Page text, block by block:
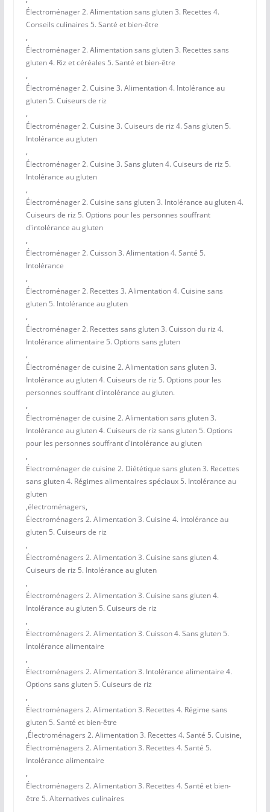
Électroménager 2. Alimentation sans gluten 3. Recettes 4.
Conseils culinaires 5. Santé et bien-être
,
Électroménager 2. Alimentation sans gluten 3. Recettes sans
gluten 4. Riz et céréales 5. Santé et bien-être
,
Électroménager 2. Cuisine 3. Alimentation 4. Intolérance au
gluten 5. Cuiseurs de riz
,
Électroménager 2. Cuisine 3. Cuiseurs de riz 4. Sans gluten 5.
Intolérance au gluten
,
Électroménager 2. Cuisine 3. Sans gluten 4. Cuiseurs de riz 5.
Intolérance au gluten
,
Électroménager 2. Cuisine sans gluten 3. Intolérance au gluten 4.
Cuiseurs de riz 5. Options pour les personnes souffrant
d'intolérance au gluten
,
Électroménager 2. Cuisson 3. Alimentation 4. Santé 5.
Intolérance
,
Électroménager 2. Recettes 3. Alimentation 4. Cuisine sans
gluten 5. Intolérance au gluten
,
Électroménager 2. Recettes sans gluten 3. Cuisson du riz 4.
Intolérance alimentaire 5. Options sans gluten
,
Électroménager de cuisine 2. Alimentation sans gluten 3.
Intolérance au gluten 4. Cuiseurs de riz 5. Options pour les
personnes souffrant d'intolérance au gluten.
,
Électroménager de cuisine 2. Alimentation sans gluten 3.
Intolérance au gluten 4. Cuiseurs de riz sans gluten 5. Options
pour les personnes souffrant d'intolérance au gluten
,
Électroménager de cuisine 2. Diététique sans gluten 3. Recettes
sans gluten 4. Régimes alimentaires spéciaux 5. Intolérance au
gluten
,électroménagers,
Électroménagers 2. Alimentation 3. Cuisine 4. Intolérance au
gluten 5. Cuiseurs de riz
,
Électroménagers 2. Alimentation 3. Cuisine sans gluten 4.
Cuiseurs de riz 5. Intolérance au gluten
,
Électroménagers 2. Alimentation 3. Cuisine sans gluten 4.
Intolérance au gluten 5. Cuiseurs de riz
,
Électroménagers 2. Alimentation 3. Cuisson 4. Sans gluten 5.
Intolérance alimentaire
,
Électroménagers 2. Alimentation 3. Intolérance alimentaire 4.
Options sans gluten 5. Cuiseurs de riz
,
Électroménagers 2. Alimentation 3. Recettes 4. Régime sans
gluten 5. Santé et bien-être
,Électroménagers 2. Alimentation 3. Recettes 4. Santé 5. Cuisine,
Électroménagers 2. Alimentation 3. Recettes 4. Santé 5.
Intolérance alimentaire
,
Électroménagers 2. Alimentation 3. Recettes 4. Santé et bien-
être 5. Alternatives culinaires